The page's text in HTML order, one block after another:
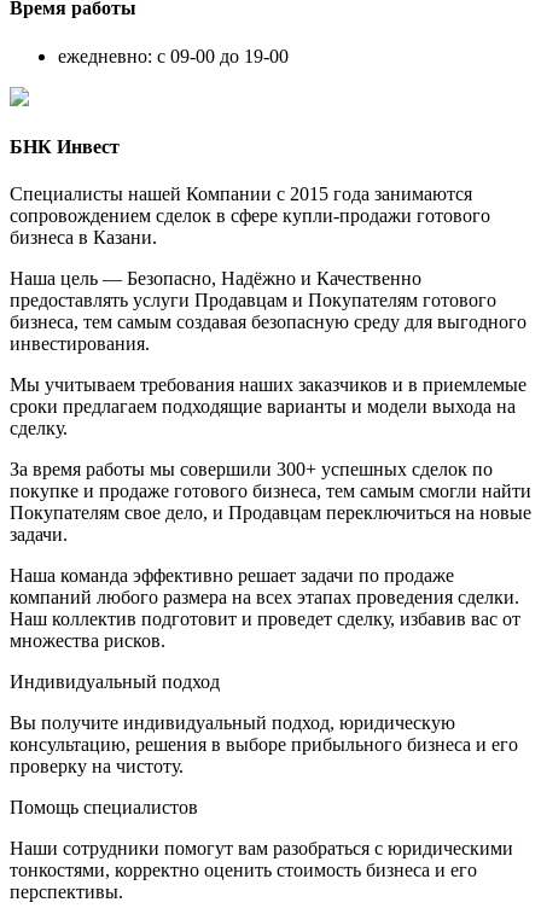
Время работы
ежедневно: с 09-00 до 19-00
БНК Инвест
Специалисты нашей Компании с 2015 года занимаются
сопровождением сделок в сфере купли-продажи готового
бизнеса в Казани.
Наша цель — Безопасно, Надёжно и Качественно
предоставлять услуги Продавцам и Покупателям готового
бизнеса, тем самым создавая безопасную среду для выгодного
инвестирования.
Мы учитываем требования наших заказчиков и в приемлемые
сроки предлагаем подходящие варианты и модели выхода на
сделку.
За время работы мы совершили 300+ успешных сделок по
покупке и продаже готового бизнеса, тем самым смогли найти
Покупателям свое дело, и Продавцам переключиться на новые
задачи.
Наша команда эффективно решает задачи по продаже
компаний любого размера на всех этапах проведения сделки.
Наш коллектив подготовит и проведет сделку, избавив вас от
множества рисков.
Индивидуальный подход
Вы получите индивидуальный подход, юридическую
консультацию, решения в выборе прибыльного бизнеса и его
проверку на чистоту.
Помощь специалистов
Наши сотрудники помогут вам разобраться с юридическими
тонкостями, корректно оценить стоимость бизнеса и его
перспективы.